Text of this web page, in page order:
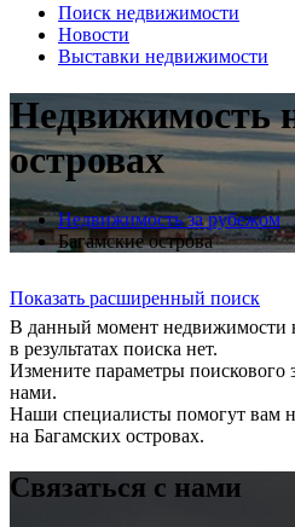
Поиск недвижимости
Новости
Выставки недвижимости
Недвижимость
островах
Недвижимость за рубежом
Багамские острова
Показать расширенный поиск
В данный момент недвижимости
в результатах поиска нет.
Измените параметры поискового
нами.
Наши специалисты помогут вам
на Багамских островах.
Связаться с нами